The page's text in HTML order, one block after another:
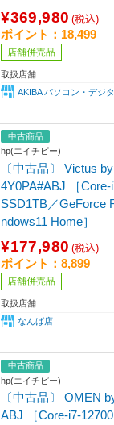
¥369,980 (税込)
ポイント：18,499
店舗併売品
取扱店舗
AKIBA パソコン・デジ
中古商品
hp(エイチピー)
〔中古品〕 Victus
4Y0PA#ABJ ［
SSD1TB／GeForce
ndows11 Home］
¥177,980 (税込)
ポイント：8,899
店舗併売品
取扱店舗
なんば店
中古商品
hp(エイチピー)
〔中古品〕 OMEN
ABJ ［Core-i7-